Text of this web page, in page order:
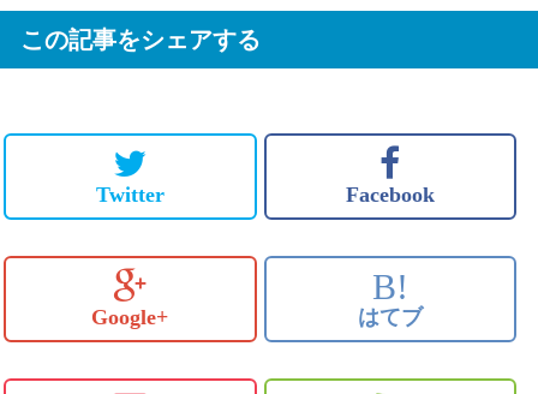
この記事をシェアする
Twitter Facebook
Google+
B!
はてブ